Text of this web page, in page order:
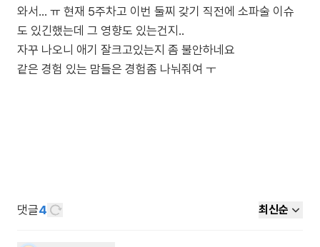
와서... ㅠ 현재 5주차고 이번 둘찌 갖기 직전에 소파술 이슈
도 있긴했는데 그 영향도 있는건지..
자꾸 나오니 애기 잘크고있는지 좀 불안하네요
같은 경험 있는 맘들은 경험좀 나눠줘여 ㅜ
댓글4 최신순